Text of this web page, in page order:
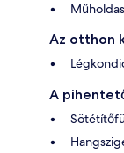
Az otthon
A